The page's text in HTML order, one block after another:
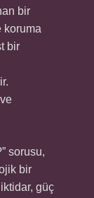
bir
koruma
bir
sorusu,
bir
güç